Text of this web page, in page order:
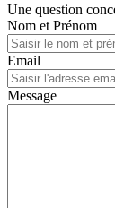
Une question
Nom et Prénom
Email
Message